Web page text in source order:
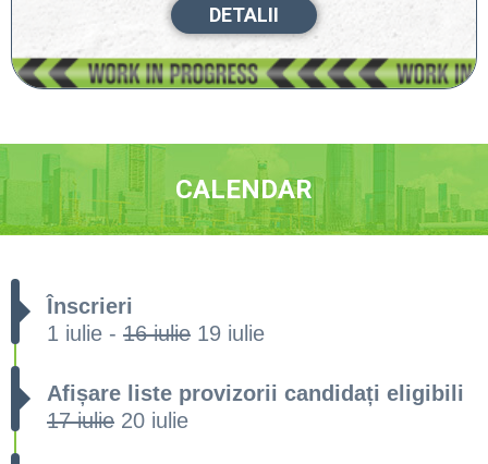
DETALII
CALENDAR
Înscrieri
1 iulie - 16 iulie 19 iulie
Afișare liste provizorii candidați eligibili
17 iulie 20 iulie